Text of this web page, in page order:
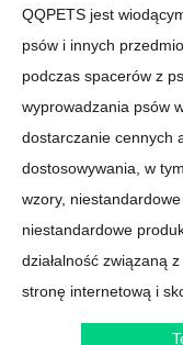
QQPETS jest
psów i innych
podczas spacerów z
wyprowadzania psów
dostarczanie cennych
dostosowywania, w
wzory,
niestandardowe
działalność związaną
stronę internetową i